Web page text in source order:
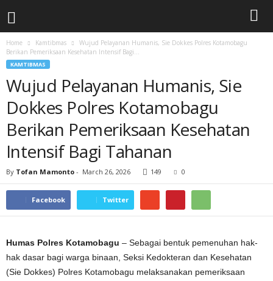
Home Kamtibmas
Wujud Pelayanan Humanis, Sie Dokkes Polres Kotamobagu
Berikan Pemeriksaan Kesehatan Intensif Bagi...
KAMTIBMAS
Wujud Pelayanan Humanis, Sie
Dokkes Polres Kotamobagu
Berikan Pemeriksaan Kesehatan
Intensif Bagi Tahanan
By Tofan Mamonto - March 26, 2026 149 0
Facebook Twitter
Humas Polres Kotamobagu – Sebagai bentuk pemenuhan hak-
hak dasar bagi warga binaan, Seksi Kedokteran dan Kesehatan
(Sie Dokkes) Polres Kotamobagu melaksanakan pemeriksaan